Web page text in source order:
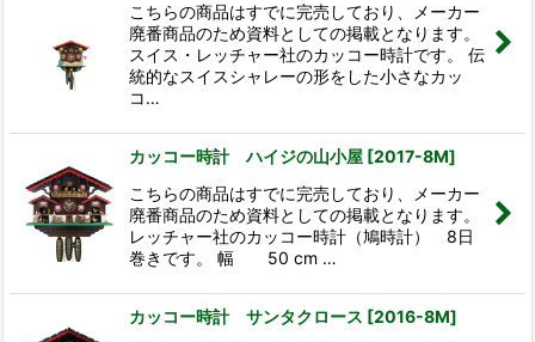
こちらの商品はすでに完売しており、メーカー
廃番商品のため資料としての掲載となります。
スイス・レッチャー社のカッコー時計です。 伝
統的なスイスシャレーの形をした小さなカッ
コ…
カッコー時計 ハイジの山小屋 [2017-8M]
こちらの商品はすでに完売しており、メーカー
廃番商品のため資料としての掲載となります。
レッチャー社のカッコー時計（鳩時計） 8日
巻きです。 幅 50 cm …
カッコー時計 サンタクロース [2016-8M]